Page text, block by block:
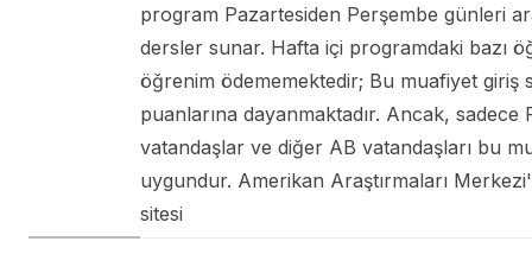
program Pazartesiden Perşembe günleri
dersler sunar. Hafta içi programdaki bazı
öğrenim ödememektedir; Bu muafiyet giriş
puanlarına dayanmaktadır. Ancak, sadece
vatandaşlar ve diğer AB vatandaşları bu
uygundur. Amerikan Araştırmaları
sitesi